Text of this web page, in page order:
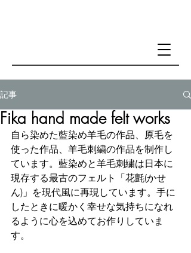
記事
Fika hand made felt works
自ら染めた藍染め羊毛の作品、原毛を
使った作品、羊毛刺繍の作品を制作し
ています。藍染めと羊毛刺繍は日本に
現存する最古のフェルト「花氈(かせ
ん)」を現代風に再現しています。手に
したときに暖かく幸せな気持ちになれ
るように心を込めてお作りしていま
す。